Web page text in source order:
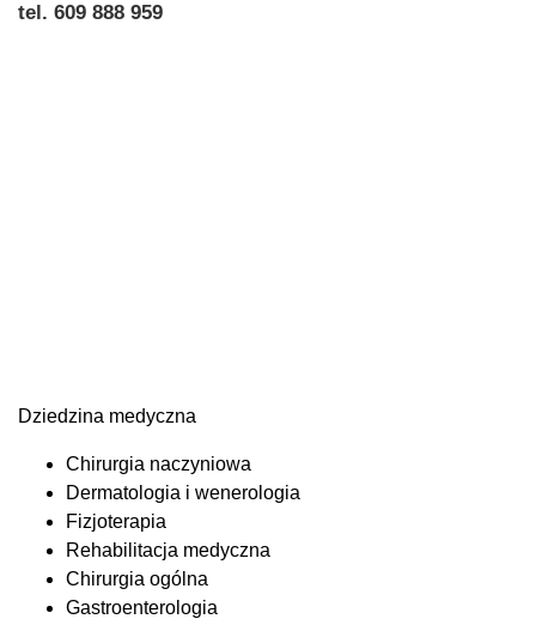
tel. 609 888 959
Dziedzina medyczna
Chirurgia naczyniowa
Dermatologia i wenerologia
Fizjoterapia
Rehabilitacja medyczna
Chirurgia ogólna
Gastroenterologia